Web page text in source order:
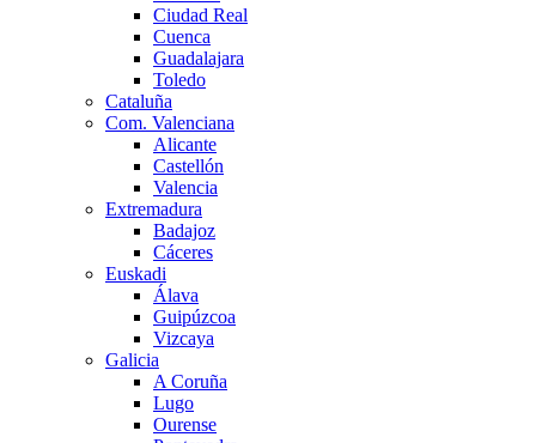
Ciudad Real
Cuenca
Guadalajara
Toledo
Cataluña
Com. Valenciana
Alicante
Castellón
Valencia
Extremadura
Badajoz
Cáceres
Euskadi
Álava
Guipúzcoa
Vizcaya
Galicia
A Coruña
Lugo
Ourense